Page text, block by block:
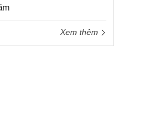
Xem thêm